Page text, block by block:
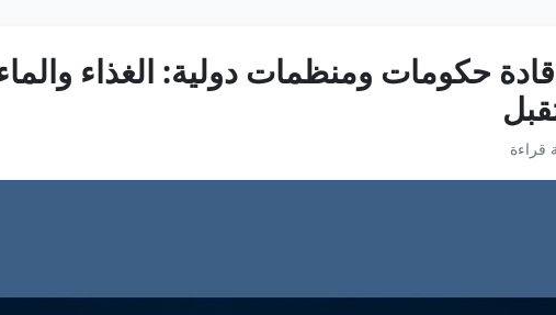
حكومات ومنظمات دولية: الغذاء والماء